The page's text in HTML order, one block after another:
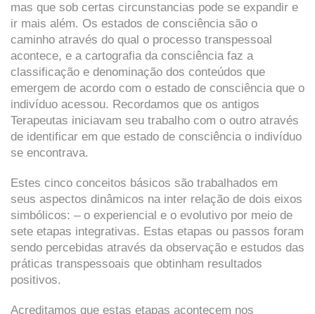
mas que sob certas circunstancias pode se expandir e
ir mais além. Os estados de consciência são o
caminho através do qual o processo transpessoal
acontece, e a cartografia da consciência faz a
classificação e denominação dos conteúdos que
emergem de acordo com o estado de consciência que o
indivíduo acessou. Recordamos que os antigos
Terapeutas iniciavam seu trabalho com o outro através
de identificar em que estado de consciência o indivíduo
se encontrava.
Estes cinco conceitos básicos são trabalhados em
seus aspectos dinâmicos na inter relação de dois eixos
simbólicos: – o experiencial e o evolutivo por meio de
sete etapas integrativas. Estas etapas ou passos foram
sendo percebidas através da observação e estudos das
práticas transpessoais que obtinham resultados
positivos.
Acreditamos que estas etapas acontecem nos